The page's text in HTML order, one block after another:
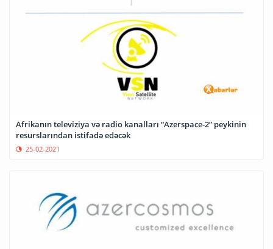
Afrikanın televiziya və radio kanalları “Azerspace-2” peykinin
resurslarından istifadə edəcək
25-02-2021